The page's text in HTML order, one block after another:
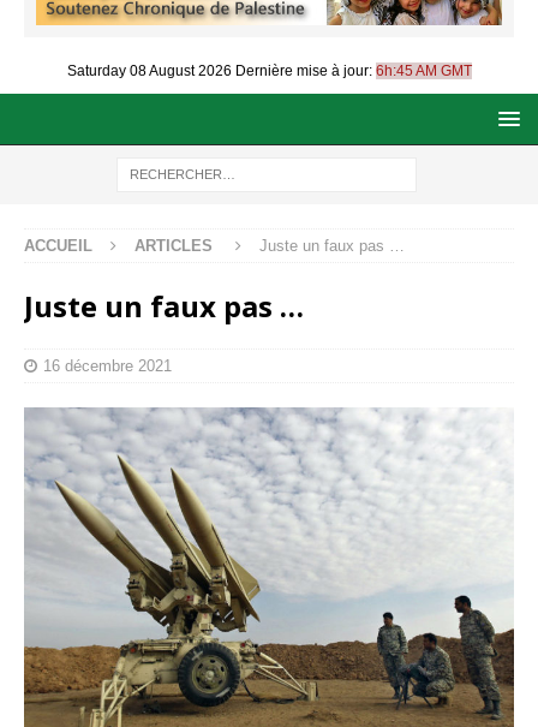
Saturday 08 August 2026 Dernière mise à jour: 6h:45 AM GMT
ACCUEIL ARTICLES Juste un faux pas …
Juste un faux pas …
16 décembre 2021